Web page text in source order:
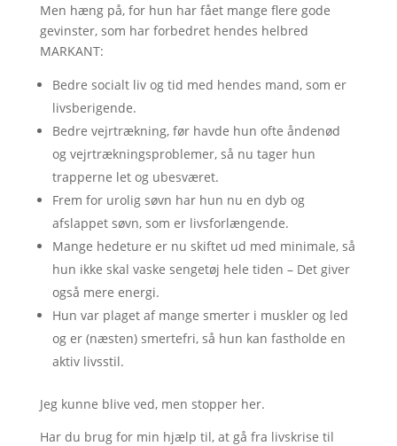
Men hæng på, for hun har fået mange flere gode
gevinster, som har forbedret hendes helbred
MARKANT:
Bedre socialt liv og tid med hendes mand, som er
livsberigende.
Bedre vejrtrækning, før havde hun ofte åndenød
og vejrtrækningsproblemer, så nu tager hun
trapperne let og ubesværet.
Frem for urolig søvn har hun nu en dyb og
afslappet søvn, som er livsforlængende.
Mange hedeture er nu skiftet ud med minimale, så
hun ikke skal vaske sengetøj hele tiden – Det giver
også mere energi.
Hun var plaget af mange smerter i muskler og led
og er (næsten) smertefri, så hun kan fastholde en
aktiv livsstil.
Jeg kunne blive ved, men stopper her.
Har du brug for min hjælp til, at gå fra livskrise til